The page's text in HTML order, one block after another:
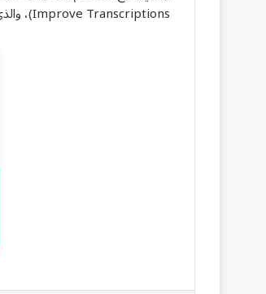
Improve Transcriptions)، والذي يتيح استخدام الرسائل الخاصة بالمستخدم لتحسين دقة النصوص.